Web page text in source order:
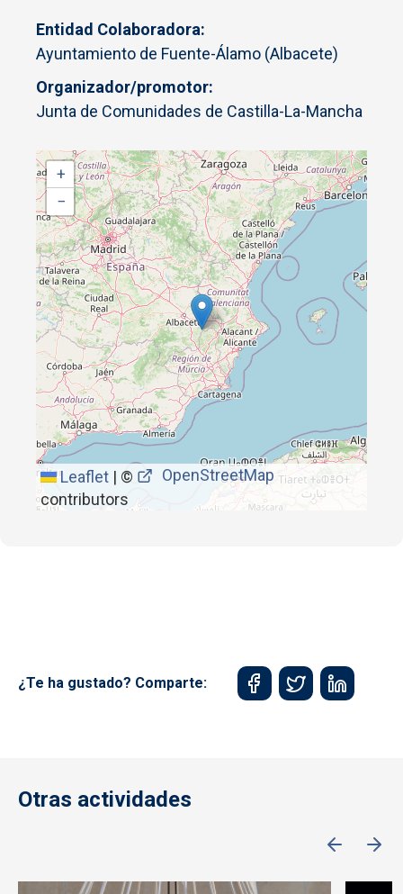
Entidad Colaboradora
Ayuntamiento de Fuente-Álamo (Albacete)
Organizador/promotor
Junta de Comunidades de Castilla-La-Mancha
+
−
Leaflet | ©
OpenStreetMap
contributors
¿Te ha gustado? Comparte:
Otras actividades